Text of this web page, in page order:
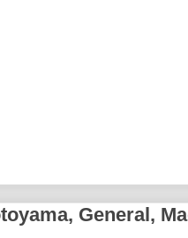
General,